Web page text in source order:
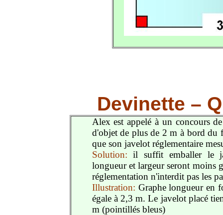
Devinette –
Alex est appelé à un concours
d'objet de plus de 2 m à bord du
que son javelot réglementaire
Solution: il suffit emballer le
longueur et largeur seront moins
réglementation n'interdit pas les
Illustration: Graphe longueur en
égale à 2,3 m. Le javelot placé
m (pointillés bleus)